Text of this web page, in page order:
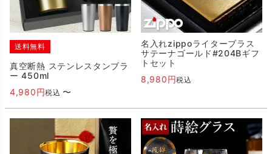
送料無料
真空断熱 ステンレスタンブラ
ー 450ml
4,980
税込 〜
名入れzippoライターブラス
サテーナゴールド#204Bギフ
トセット
8,980
税込